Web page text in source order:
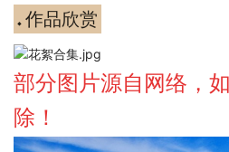
◆ 作品欣赏
部分图片源自网络，
除！